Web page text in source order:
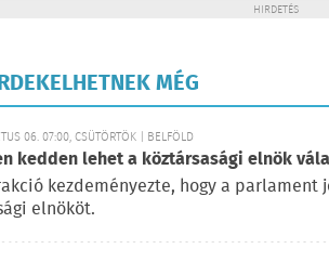
HIRDETÉS
MÉG
06. 07:00, CSÜTÖRTÖK | BELFÖLD
kedden lehet a köztársasági elnök
kezdeményezte, hogy a parlament
elnököt.